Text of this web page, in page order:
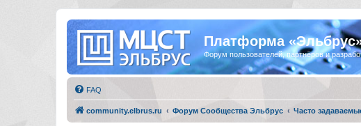
Платформа
Форум пользователей, партнёров и
FAQ
community.elbrus.ru Форум Сообщества Эльбрус Часто